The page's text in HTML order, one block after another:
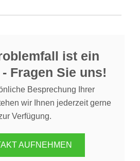
ist ein
Fragen Sie uns!
Besprechung Ihrer
wir Ihnen jederzeit gerne
Verfügung.
AUFNEHMEN